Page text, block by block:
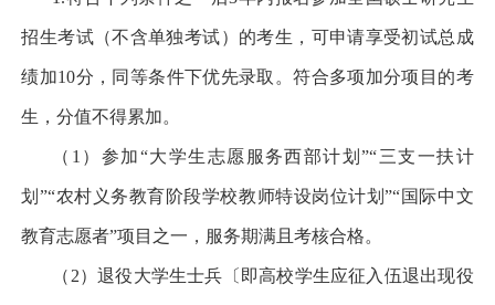
招生考试（不含单独考试）的考生，可申请享受初试总成
绩加10分，同等条件下优先录取。符合多项加分项目的考
生，分值不得累加。
（ 1 ）参加“大学生志愿服务西部计划”“三支一扶计
划”“农村义务教育阶段学校教师特设岗位计划”“国际中文
教育志愿者”项目之一，服务期满且考核合格。
（ 2）退役大学生士兵〔即高校学生应征入伍退出现役